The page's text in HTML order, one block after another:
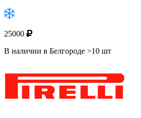
25000
В наличии в Белгороде >10 шт